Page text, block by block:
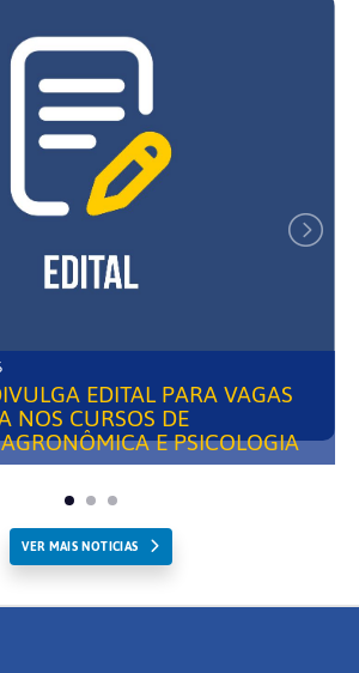
EDITAL PARA VAGAS
NOS CURSOS DE
E PSICOLOGIA
VER MAIS NOTICIAS